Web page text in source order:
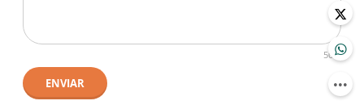
500
ENVIAR